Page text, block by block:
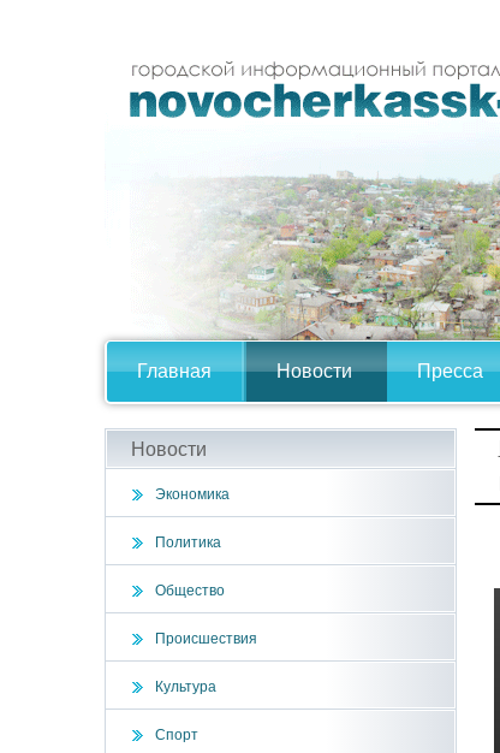
Главная Новости Пресса
Новости
Экономика
Политика
Общество
Происшествия
Культура
Спорт